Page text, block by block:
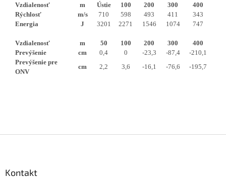
Vzdialenosť m Ústie 100 200 300
400
Rýchlosť
m/s 710 598 493 411
343
Energia
J 3201 2271 1546 1074 747
Vzdialenosť m 50 100 200 300
400
Prevýšenie
cm 0,4 0 -23,3 -87,4
-210,1
Prevýšenie pre
ONV
cm 2,2 3,6 -16,1 -76,6 -195,7
Kontakt